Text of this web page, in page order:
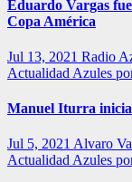
Eduardo Vargas
Copa América
Jul 13, 2021 Radio
Actualidad Azules
Manuel Iturra inicia
Jul 5, 2021 Alvaro
Actualidad Azules